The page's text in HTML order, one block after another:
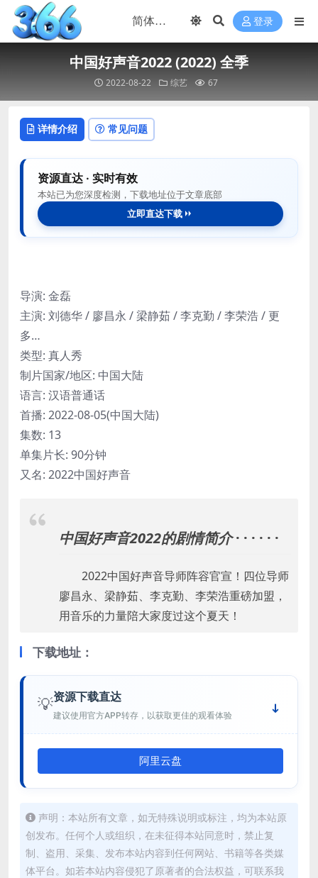
登录
中国好声音2022 (2022) 全季
2022-08-22 综艺 67
详情介绍 常见问题
资源直达 · 实时有效
本站已为您深度检测，下载地址位于文章底部
立即直达下载
导演: 金磊
主演: 刘德华 / 廖昌永 / 梁静茹 / 李克勤 / 李荣浩 / 更
多…
类型: 真人秀
制片国家/地区: 中国大陆
语言: 汉语普通话
首播: 2022-08-05(中国大陆)
集数: 13
单集片长: 90分钟
又名: 2022中国好声音
中国好声音2022的剧情简介· · · · · ·
2022中国好声音导师阵容官宣！四位导师
廖昌永、梁静茹、李克勤、李荣浩重磅加盟，
用音乐的力量陪大家度过这个夏天！
下载地址：
💡资源下载直达
建议使用官方APP转存，以获取更佳的观看体验
阿里云盘
声明：本站所有文章，如无特殊说明或标注，均为本站原
创发布。任何个人或组织，在未征得本站同意时，禁止复
制、盗用、采集、发布本站内容到任何网站、书籍等各类媒
体平台。如若本站内容侵犯了原著者的合法权益，可联系我